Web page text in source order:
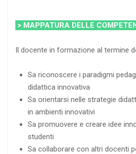
> MAPPATURA DELLE
Il docente in formazione al termine
Sa riconoscere i paradigmi
didattica innovativa
Sa orientarsi nelle strategie
in ambienti innovativi
Sa promuovere e creare idee
studenti
Sa collaborare con altri docenti